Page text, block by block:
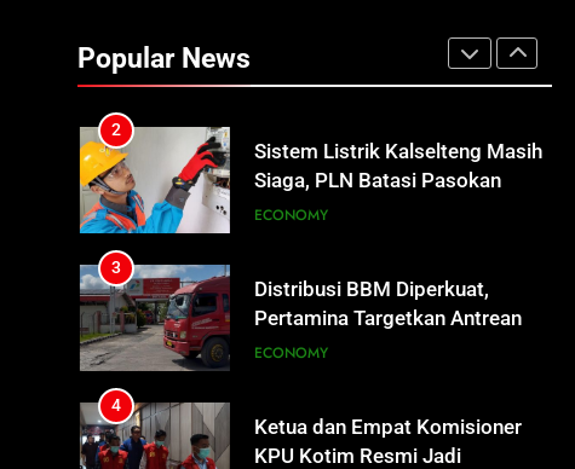
Popular News
Siaga, PLN Batasi Pasokan
Selama 7 Hari
ECONOMY
3
Distribusi BBM Diperkuat,
Pertamina Targetkan Antrean di
SPBU Sampit Segera Terurai
ECONOMY
4
Ketua dan Empat Komisioner
KPU Kotim Resmi Jadi
Tersangka Dugaan Korupsi
HUKUM DAN KRIMINAL
5
Presiden Prabowo Minta Bahlil